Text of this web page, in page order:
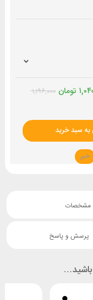
۱,۱۹۶,۰۰۰ تومان
به سبد خرید
خیر
مشخصات
پرسش و پاسخ